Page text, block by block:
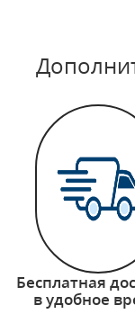
Бесплатная
в удобное